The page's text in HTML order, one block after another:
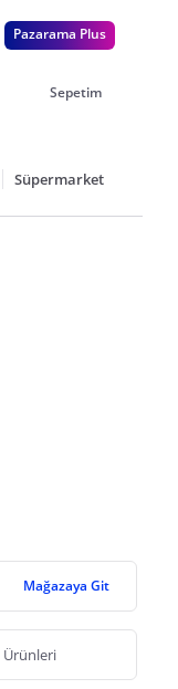
Pazarama Plus
Sepetim
Süpermarket
Mağazaya Git
Ürünleri